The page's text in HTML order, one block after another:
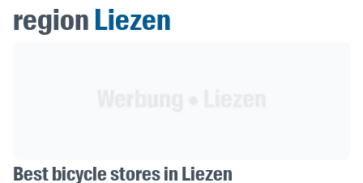
regionLiezen
Best bicycle stores in Liezen